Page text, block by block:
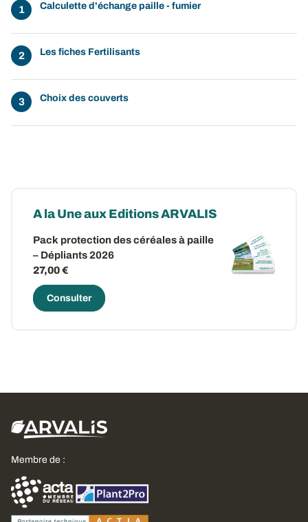
Calculette d'échange paille - fumier
Les fiches Fertilisants
Choix des couverts
A la Une aux Editions ARVALIS
Pack protection des céréales à paille
– Dépliants 2026
27,00 €
Consulter
Membre de :